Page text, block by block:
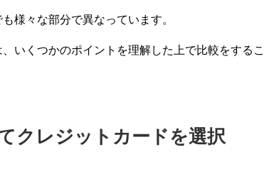
様々な部分で異なっています。
いくつかのポイントを理解した上で比較をするこ
クレジットカードを選択